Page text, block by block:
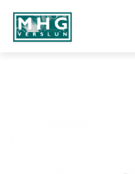
Fara